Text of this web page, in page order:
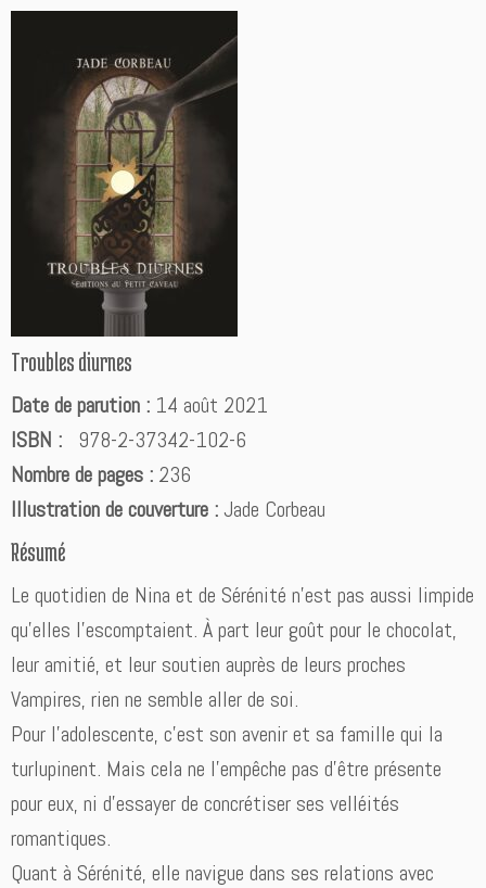
Troubles diurnes
Date de parution : 14 août 2021
ISBN :
978-2-37342-102-6
Nombre de pages : 236
Illustration de couverture :Jade Corbeau
Résumé
Le quotidien de Nina et de Sérénité n’est pas aussi limpide
qu’elles l’escomptaient. À part leur goût pour le chocolat,
leur amitié, et leur soutien auprès de leurs proches
Vampires, rien ne semble aller de soi.
Pour l’adolescente, c’est son avenir et sa famille qui la
turlupinent. Mais cela ne l’empêche pas d’être présente
pour eux, ni d’essayer de concrétiser ses velléités
romantiques.
Quant à Sérénité, elle navigue dans ses relations avec